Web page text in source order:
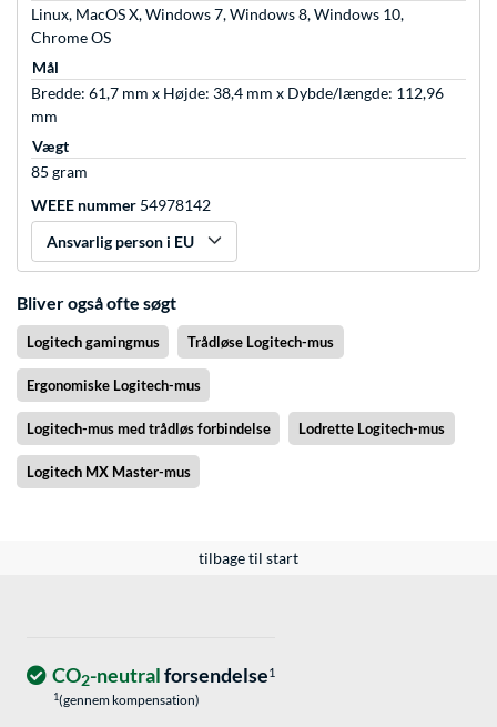
Linux, MacOS X, Windows 7, Windows 8, Windows 10,
Chrome OS
Mål
Bredde: 61,7 mm x Højde: 38,4 mm x Dybde/længde: 112,96
mm
Vægt
85 gram
WEEE nummer 54978142
Ansvarlig person i EU
Bliver også ofte søgt
Logitech gamingmus Trådløse Logitech-mus
Ergonomiske Logitech-mus
Logitech-mus med trådløs forbindelse Lodrette Logitech-mus
Logitech MX Master-mus
tilbage til start
CO2-neutralforsendelse1
1(gennem kompensation)